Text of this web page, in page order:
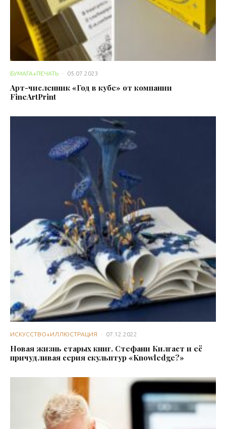
БУМАГА+ПЕЧАТЬ · 05.07.2023
Арт-численник «Год в кубе» от компании
FineArtPrint
ИСКУССТВО+ИЛЛЮСТРАЦИЯ · 07.12.2022
Новая жизнь старых книг. Стефани Килгаст и её
причудливая серия скульптур «Knowledge?»